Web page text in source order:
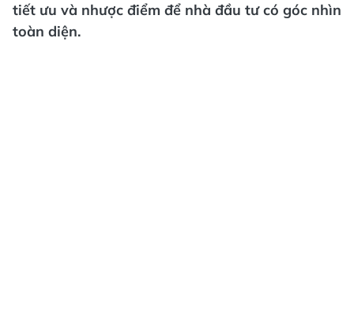
tiết ưu và nhược điểm để nhà đầu tư có góc nhìn
toàn diện.